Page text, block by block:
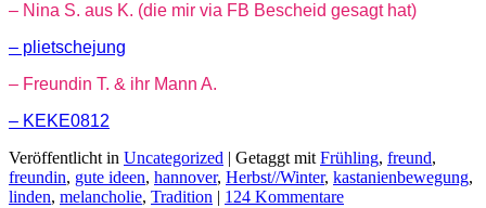
– Nina S. aus K. (die mir via FB Bescheid gesagt hat)
– plietschejung
– Freundin T. & ihr Mann A.
– KEKE0812
Veröffentlicht in Uncategorized | Getaggt mit Frühling, freund,
freundin, gute ideen, hannover, Herbst//Winter, kastanienbewegung,
linden, melancholie, Tradition | 124 Kommentare